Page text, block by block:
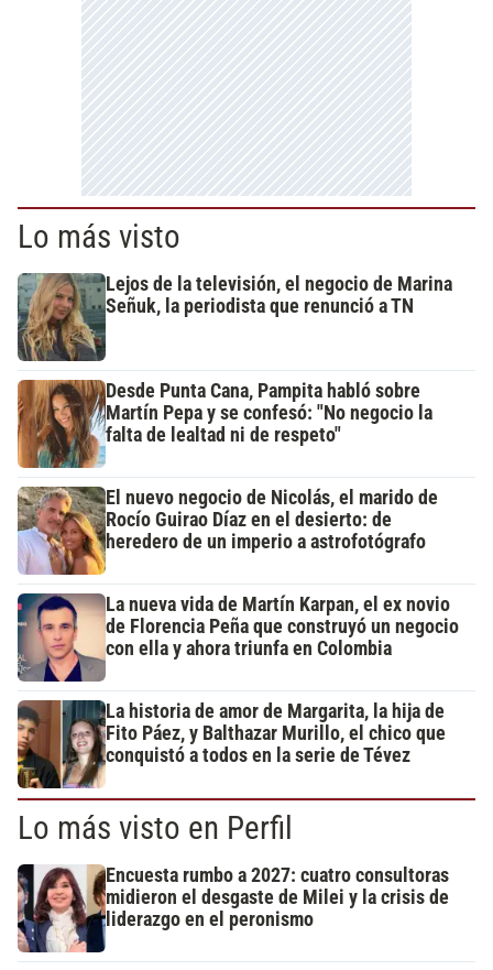
Lo más visto
Lejos de la televisión, el negocio de Marina
Señuk, la periodista que renunció a TN
Desde Punta Cana, Pampita habló sobre
Martín Pepa y se confesó: "No negocio la
falta de lealtad ni de respeto"
El nuevo negocio de Nicolás, el marido de
Rocío Guirao Díaz en el desierto: de
heredero de un imperio a astrofotógrafo
La nueva vida de Martín Karpan, el ex novio
de Florencia Peña que construyó un negocio
con ella y ahora triunfa en Colombia
La historia de amor de Margarita, la hija de
Fito Páez, y Balthazar Murillo, el chico que
conquistó a todos en la serie de Tévez
Lo más visto en Perfil
Encuesta rumbo a 2027: cuatro consultoras
midieron el desgaste de Milei y la crisis de
liderazgo en el peronismo